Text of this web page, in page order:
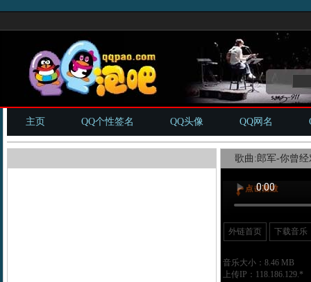
主页 QQ个性签名 QQ头像 QQ网名
歌曲:郎军-你曾经
外链首页 下载音乐
音乐大小：8.46 MB
上传IP：118.186.129.*